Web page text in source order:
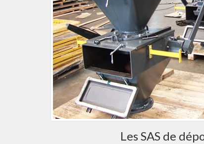
Les SAS de